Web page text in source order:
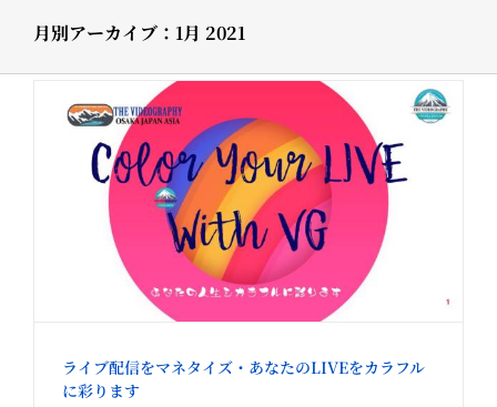
月別アーカイブ： 1月 2021
ライブ配信をマネタイズ・あなたのLIVEをカラフル
に彩ります